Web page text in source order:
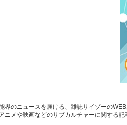
のニュースを届ける、雑誌サイゾーの
メや映画などのサブカルチャーに関する記